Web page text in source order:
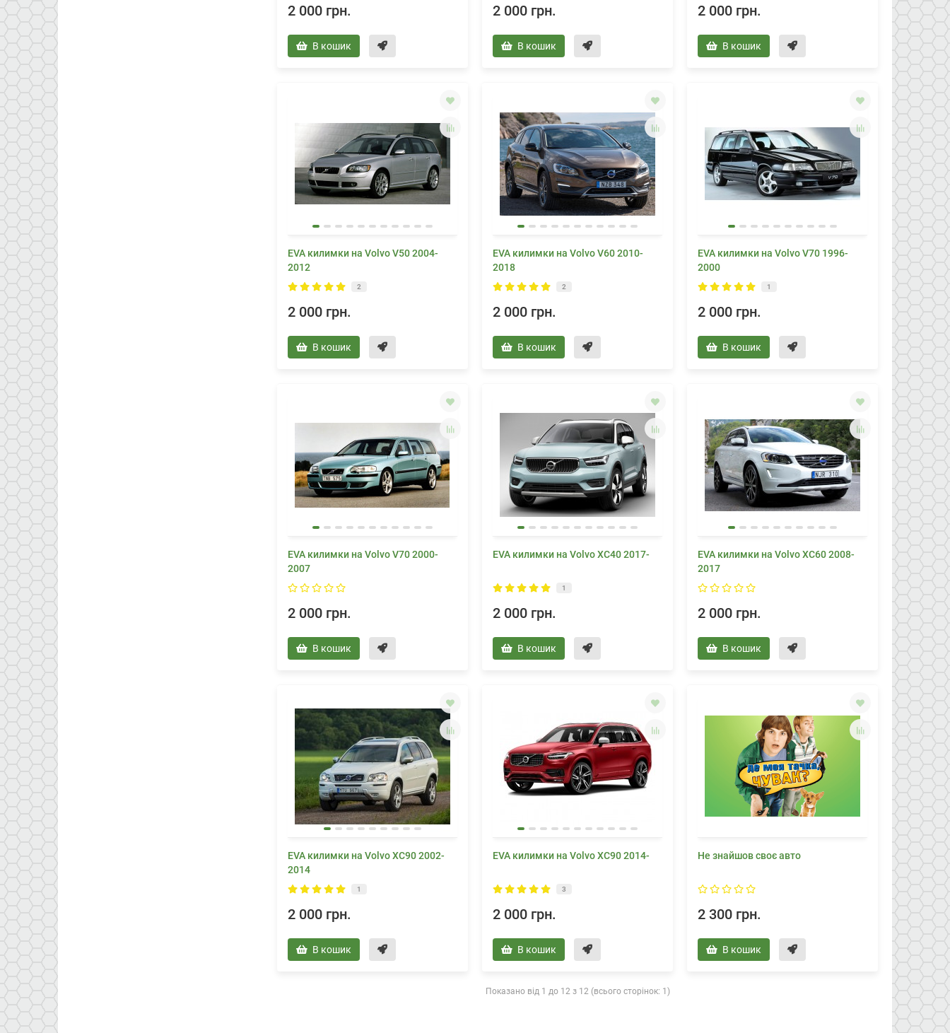
2 000 грн.
В кошик
2 000 грн.
В кошик
2 000 грн.
В кошик
EVA килимки на Volvo V50 2004-
2012
2
2 000 грн.
В кошик
EVA килимки на Volvo V60 2010-
2018
2
2 000 грн.
В кошик
EVA килимки на Volvo V70 1996-
2000
1
2 000 грн.
В кошик
EVA килимки на Volvo V70 2000-
2007
2 000 грн.
В кошик
EVA килимки на Volvo XC40 2017-
1
2 000 грн.
В кошик
EVA килимки на Volvo XC60 2008-
2017
2 000 грн.
В кошик
EVA килимки на Volvo XC90 2002-
2014
1
2 000 грн.
В кошик
EVA килимки на Volvo XC90 2014-
3
2 000 грн.
В кошик
Не знайшов своє авто
2 300 грн.
В кошик
Показано від 1 до 12 з 12 (всього сторінок: 1)